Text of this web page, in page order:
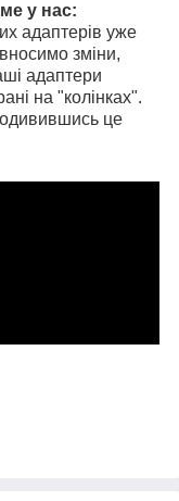
у нас:
адаптерів уже
зміни,
адаптери
на "колінках".
це